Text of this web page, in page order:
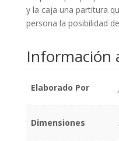
y la caja una partitura
persona la posibilidad
Información
Elaborado Por
Dimensiones